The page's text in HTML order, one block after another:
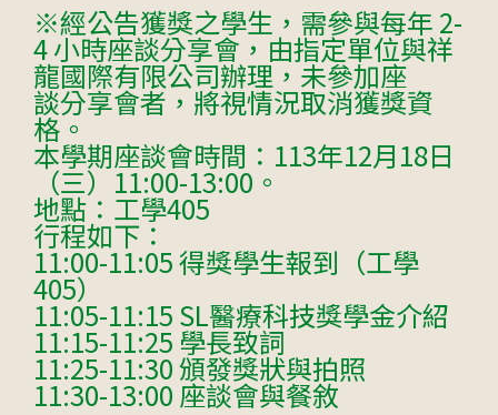
※經公告獲獎之學生，需參與每年 2-
4 小時座談分享會，由指定單位與祥
龍國際有限公司辦理，未參加座
談分享會者，將視情況取消獲獎資
格。
本學期座談會時間：113年12月18日
（三）11:00-13:00。
地點：工學405
行程如下：
11:00-11:05 得獎學生報到（工學
405）
11:05-11:15 SL醫療科技獎學金介紹
11:15-11:25 學長致詞
11:25-11:30 頒發獎狀與拍照
11:30-13:00 座談會與餐敘